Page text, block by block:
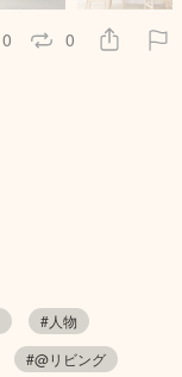
0 0
#人物
#@リビング